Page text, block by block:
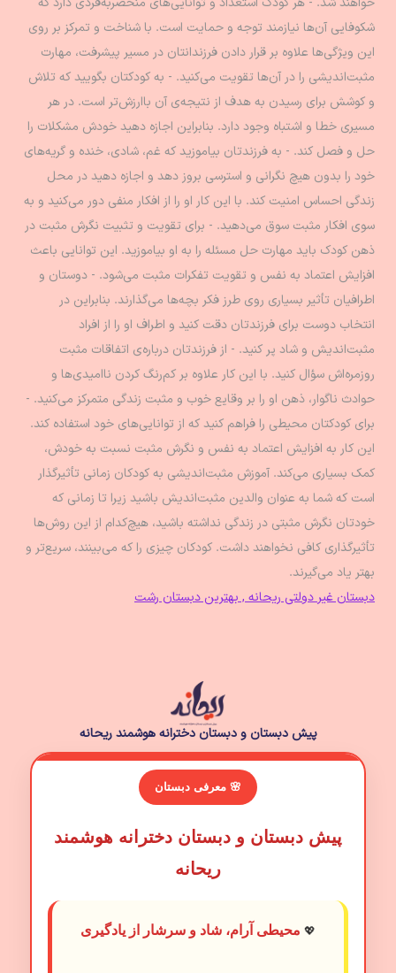
شکوفایی آن‌ها نیازمند توجه و حمایت است. با شناخت و تمرکز بر روی
این ویژگی‌ها علاوه بر قرار دادن فرزندانتان در مسیر پیشرفت، مهارت
مثبت‌اندیشی را در آن‌ها تقویت می‌کنید. - به کودکتان بگویید که تلاش
و کوشش برای رسیدن به هدف از نتیجه‌ی آن باارزش‌تر است. در هر
مسیری خطا و اشتباه وجود دارد. بنابراین اجازه دهید خودش مشکلات را
حل و فصل کند. - به فرزندتان بیاموزید که غم، شادی، خنده و گریه‌های
خود را بدون هیچ نگرانی و استرسی بروز دهد و اجازه دهید در محل
زندگی احساس امنیت کند. با این کار او را از افکار منفی دور می‌کنید و به
سوی افکار مثبت سوق می‌دهید. - برای تقویت و تثبیت نگرش مثبت در
ذهن کودک باید مهارت حل مسئله را به او بیاموزید. این توانایی باعث
افزایش اعتماد به نفس و تقویت تفکرات مثبت می‌شود. - دوستان و
اطرافیان تأثیر بسیاری روی طرز فکر بچه‌ها می‌گذارند. بنابراین در
انتخاب دوست برای فرزندتان دقت کنید و اطراف او را از افراد
مثبت‌اندیش و شاد پر کنید. - از فرزندتان درباره‌ی اتفاقات مثبت
روزمره‌اش سؤال کنید. با این کار علاوه بر کم‌رنگ کردن ناامیدی‌ها و
حوادث ناگوار، ذهن او را بر وقایع خوب و مثبت زندگی متمرکز می‌کنید. -
برای کودکتان محیطی را فراهم کنید که از توانایی‌های خود استفاده کند.
این کار به افزایش اعتماد به نفس و نگرش مثبت نسبت به خودش،
کمک بسیاری می‌کند. آموزش مثبت‌اندیشی به کودکان زمانی تأثیرگذار
است که شما به عنوان والدین مثبت‌اندیش باشید زیرا تا زمانی که
خودتان نگرش مثبتی در زندگی نداشته باشید، هیچ‌کدام از این روش‌ها
تأثیرگذاری کافی نخواهند داشت. کودکان چیزی را که می‌بینند، سریع‌تر و
بهتر یاد می‌گیرند.
دبستان غیر دولتی ریحانه , بهترین دبستان رشت
پیش دبستان و دبستان دخترانه هوشمند ریحانه
🌸 معرفی دبستان
پیش دبستان و دبستان دخترانه هوشمند
ریحانه
💖 محیطی آرام، شاد و سرشار از یادگیری